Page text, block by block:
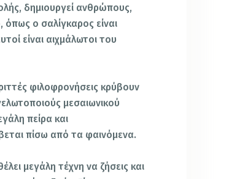
δημιουργεί ανθρώπους,
ο σαλίγκαρος είναι
είναι αιχμάλωτοι του
φιλοφρονήσεις κρύβουν
μεσαιωνικού
πείρα και
πίσω από τα φαινόμενα.
μεγάλη τέχνη να ζήσεις και